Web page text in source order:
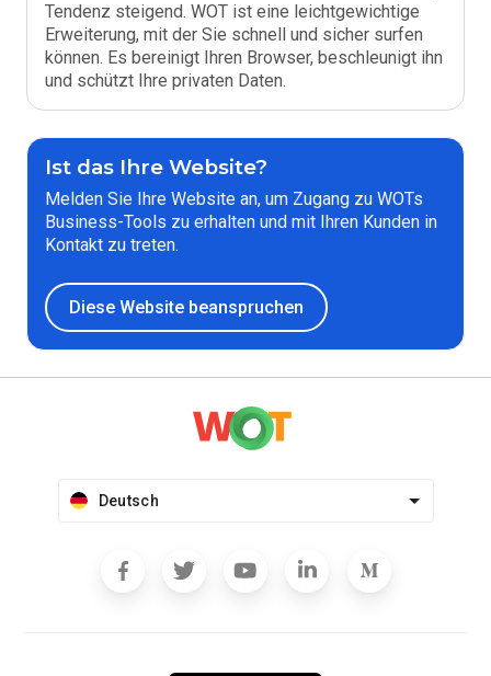
Tendenz steigend. WOT ist eine leichtgewichtige
Erweiterung, mit der Sie schnell und sicher surfen
können. Es bereinigt Ihren Browser, beschleunigt ihn
und schützt Ihre privaten Daten.
Ist das Ihre Website?
Melden Sie Ihre Website an, um Zugang zu WOTs
Business-Tools zu erhalten und mit Ihren Kunden in
Kontakt zu treten.
Diese Website beanspruchen
Deutsch